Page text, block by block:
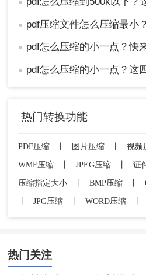
●
● pdf压缩文件怎么压缩最小？快来
● pdf怎么压缩的小一点？快来
● pdf怎么压缩的小一点？这
热门转换功能
PDF压缩 图片压缩 视频
WMF压缩
JPEG压缩 证
压缩指定大小
BMP压缩
JPG压缩 WORD压缩
热门关注